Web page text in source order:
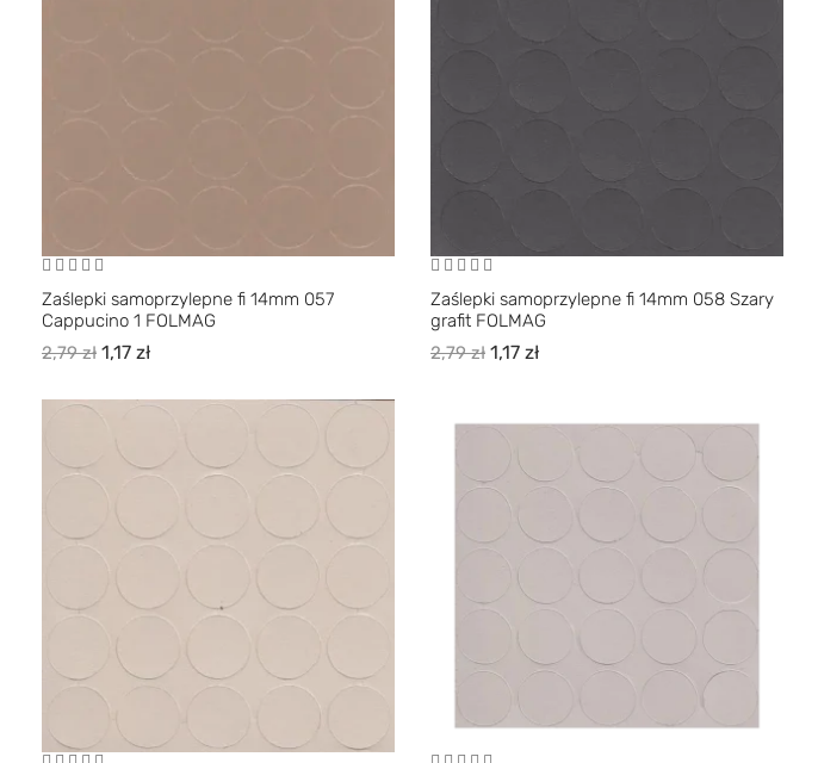
Zaślepki samoprzylepne fi 14mm 057
Cappucino 1 FOLMAG
2,79zł 1,17 zł
Zaślepki samoprzylepne fi 14mm 058 Szary
grafit FOLMAG
2,79zł 1,17 zł